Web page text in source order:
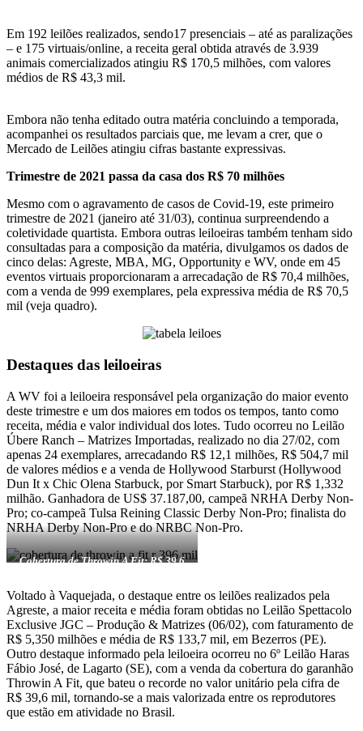
Em 192 leilões realizados, sendo17 presenciais – até as paralizações
– e 175 virtuais/online, a receita geral obtida através de 3.939
animais comercializados atingiu R$ 170,5 milhões, com valores
médios de R$ 43,3 mil.
Embora não tenha editado outra matéria concluindo a temporada,
acompanhei os resultados parciais que, me levam a crer, que o
Mercado de Leilões atingiu cifras bastante expressivas.
Trimestre de 2021 passa da casa dos R$ 70 milhões
Mesmo com o agravamento de casos de Covid-19, este primeiro
trimestre de 2021 (janeiro até 31/03), continua surpreendendo a
coletividade quartista. Embora outras leiloeiras também tenham sido
consultadas para a composição da matéria, divulgamos os dados de
cinco delas: Agreste, MBA, MG, Opportunity e WV, onde em 45
eventos virtuais proporcionaram a arrecadação de R$ 70,4 milhões,
com a venda de 999 exemplares, pela expressiva média de R$ 70,5
mil (veja quadro).
Destaques das leiloeiras
A WV foi a leiloeira responsável pela organização do maior evento
deste trimestre e um dos maiores em todos os tempos, tanto como
receita, média e valor individual dos lotes. Tudo ocorreu no Leilão
Úbere Ranch – Matrizes Importadas, realizado no dia 27/02, com
apenas 24 exemplares, arrecadando R$ 12,1 milhões, R$ 504,7 mil
de valores médios e a venda de Hollywood Starburst (Hollywood
Dun It x Chic Olena Starbuck, por Smart Starbuck), por R$ 1,332
milhão. Ganhadora de US$ 37.187,00, campeã NRHA Derby Non-
Pro; co-campeã Tulsa Reining Classic Derby Non-Pro; finalista do
NRHA Derby Non-Pro e do NRBC Non-Pro.
Cobertura de Throwin A Fit: R$ 39,6
Voltado à Vaquejada, o destaque entre os leilões realizados pela
Agreste, a maior receita e média foram obtidas no Leilão Spettacolo
Exclusive JGC – Produção & Matrizes (06/02), com faturamento de
R$ 5,350 milhões e média de R$ 133,7 mil, em Bezerros (PE).
Outro destaque informado pela leiloeira ocorreu no 6º Leilão Haras
Fábio José, de Lagarto (SE), com a venda da cobertura do garanhão
Throwin A Fit, que bateu o recorde no valor unitário pela cifra de
R$ 39,6 mil, tornando-se a mais valorizada entre os reprodutores
que estão em atividade no Brasil.